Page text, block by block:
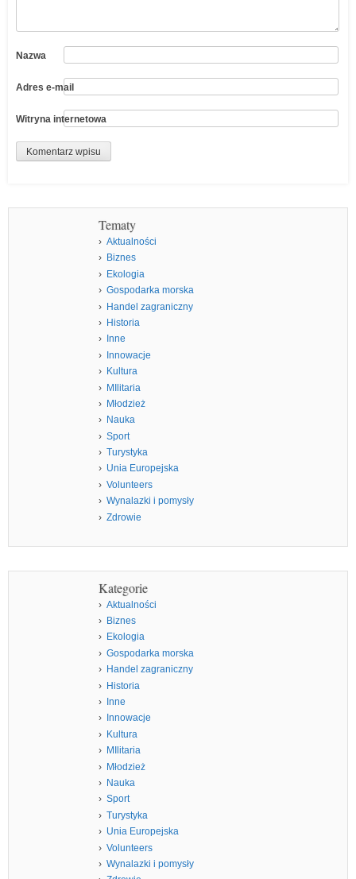
Nazwa
Adres e-mail
Witryna internetowa
Tematy
Aktualności
Biznes
Ekologia
Gospodarka morska
Handel zagraniczny
Historia
Inne
Innowacje
Kultura
MIlitaria
Młodzież
Nauka
Sport
Turystyka
Unia Europejska
Volunteers
Wynalazki i pomysły
Zdrowie
Kategorie
Aktualności
Biznes
Ekologia
Gospodarka morska
Handel zagraniczny
Historia
Inne
Innowacje
Kultura
MIlitaria
Młodzież
Nauka
Sport
Turystyka
Unia Europejska
Volunteers
Wynalazki i pomysły